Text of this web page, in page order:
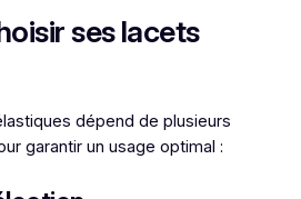
ses lacets
dépend de plusieurs
garantir un usage optimal :